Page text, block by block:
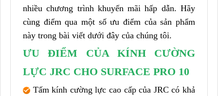
nhiều chương trình khuyến mãi hấp dẫn. Hãy
cùng điểm qua một số ưu điểm của sản phẩm
này trong bài viết dưới đây của chúng tôi.
ƯU ĐIỂM CỦA KÍNH CƯỜNG
LỰC JRC CHO SURFACE PRO 10
Tấm kính cường lực cao cấp của JRC có khả